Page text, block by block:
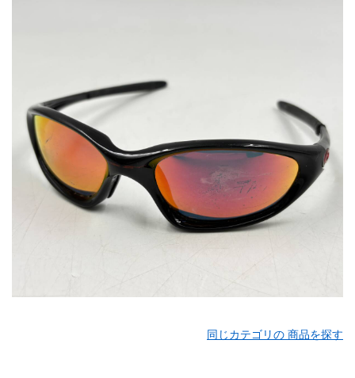
同じカテゴリの 商品を探す